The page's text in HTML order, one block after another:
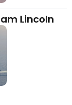
Lincoln